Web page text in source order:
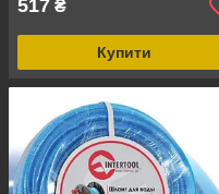
517 ₴
Купити